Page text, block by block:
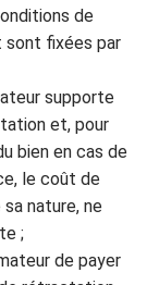
de
fixées par
supporte
et, pour
bien en cas de
le coût de
nature, ne
;
de payer